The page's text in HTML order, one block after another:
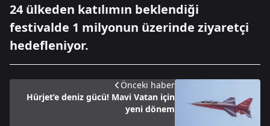
24 ülkeden katılımın beklendiği
festivalde 1 milyonun üzerinde ziyaretçi
hedefleniyor.
Önceki haber
Hürjet’e deniz gücü! Mavi Vatan için
yeni dönem